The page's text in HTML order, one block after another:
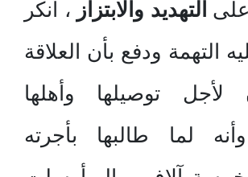
التهديد والابتزاز ، أنكر
التهمة ودفع بأن العلاقة
لأجل توصيلها وأهلها
لما طالبها بأجرته